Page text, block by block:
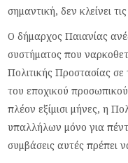
σημαντική, δεν κλείνει
Ο δήμαρχος Παιανίας
συστήματος που
Πολιτικής Προστασίας
του εποχικού
πλέον εξίμισι μήνες, η
υπαλλήλων μόνο για
συμβάσεις αυτές πρέπει